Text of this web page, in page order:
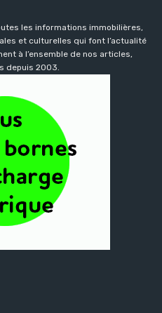
les informations immobilières,
et culturelles qui font l’actualité
à l’ensemble de nos articles,
depuis 2003.